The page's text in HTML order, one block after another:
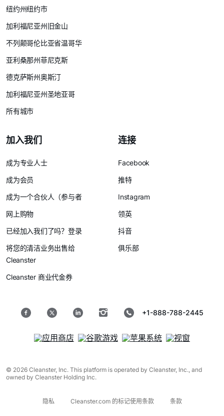
纽约州纽约市
加利福尼亚州旧金山
不列颠哥伦比亚省温哥华
亚利桑那州菲尼克斯
德克萨斯州奥斯汀
加利福尼亚州圣地亚哥
所有城市
加入我们
成为专业人士
成为会员
成为一个合伙人（参与者
网上购物
已经加入我们了吗？登录
将您的清洁业务出售给
Cleanster
Cleanster 商业代金券
连接
Facebook
推特
Instagram
领英
抖音
俱乐部
+1-888-788-2445
© 2026 Cleanster, Inc. This platform is operated by Cleanster, Inc., and
owned by Cleanster Holding Inc.
隐私 Cleanster.com 的标记使用条款 条款